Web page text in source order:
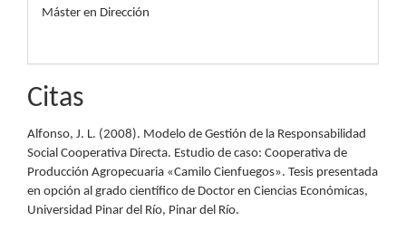
Máster en Dirección
Citas
Alfonso, J. L. (2008). Modelo de Gestión de la Responsabilidad
Social Cooperativa Directa. Estudio de caso: Cooperativa de
Producción Agropecuaria «Camilo Cienfuegos». Tesis presentada
en opción al grado científico de Doctor en Ciencias Económicas,
Universidad Pinar del Río, Pinar del Río.